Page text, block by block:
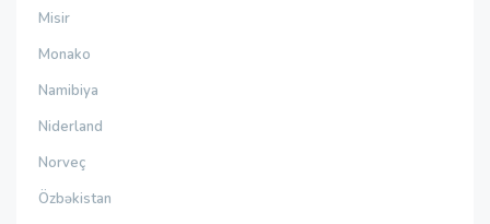
Misir
Monako
Namibiya
Niderland
Norveç
Özbəkistan